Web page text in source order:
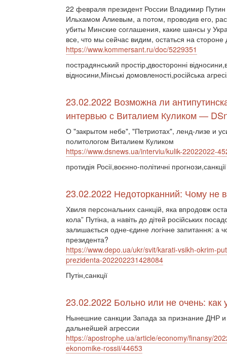
22 февраля президент России Владимир
Ильхамом Алиевым, а потом, проводив его,
убиты Минские соглашения, какие шансы у
все, что мы сейчас видим, остаться на стороне
https://www.kommersant.ru/doc/5229351
пострадянський простір,двосторонні
відносини,Мінські домовленості,російська
23.02.2022 Возможна ли
интервью с Виталием Куликом —
О "закрытом небе", "Петриотах", ленд-лизе и
политологом Виталием Куликом
https://www.dsnews.ua/interviu/kulik-22022022-
протидія Росії,воєнно-політичні прогнози,санкції
23.02.2022 Недоторканний: Чому не
Хвиля персональних санкцій, яка впродовж
кола” Путіна, а навіть до дітей російських
залишається одне-єдине логічне запитання: а
президента?
https://www.depo.ua/ukr/svit/karati-vsikh-okrim-
prezidenta-202202231428084
Путін,санкції
23.02.2022 Больно или не очень: как
Нынешние санкции Запада за признание ДНР
дальнейшей агрессии
https://apostrophe.ua/article/economy/finansy/
ekonomike-rossii/44653